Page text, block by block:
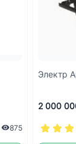
875
Электр
2 000